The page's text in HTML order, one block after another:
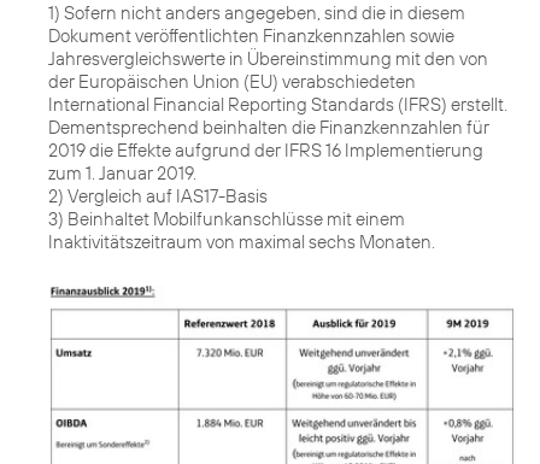
1) Sofern nicht anders angegeben, sind die in diesem
Dokument veröffentlichten Finanzkennzahlen sowie
Jahresvergleichswerte in Übereinstimmung mit den von
der Europäischen Union (EU) verabschiedeten
International Financial Reporting Standards (IFRS) erstellt.
Dementsprechend beinhalten die Finanzkennzahlen für
2019 die Effekte aufgrund der IFRS 16 Implementierung
zum 1. Januar 2019.
2) Vergleich auf IAS17-Basis
3) Beinhaltet Mobilfunkanschlüsse mit einem
Inaktivitätszeitraum von maximal sechs Monaten.